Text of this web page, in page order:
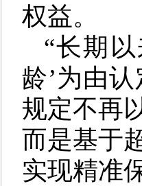
权益。
“长期
龄’为由
规定不再
而是基于
实现精准